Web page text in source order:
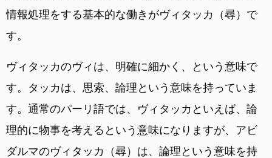
情報処理をする基本的な働きがヴィタッカ（尋）で
す。
ヴィタッカのヴィは、明確に細かく、という意味で
す。タッカは、思索、論理という意味を持っていま
す。通常のパーリ語では、ヴィタッカといえば、論
理的に物事を考えるという意味になりますが、アビ
ダルマのヴィタッカ（尋）は、論理という意味を持